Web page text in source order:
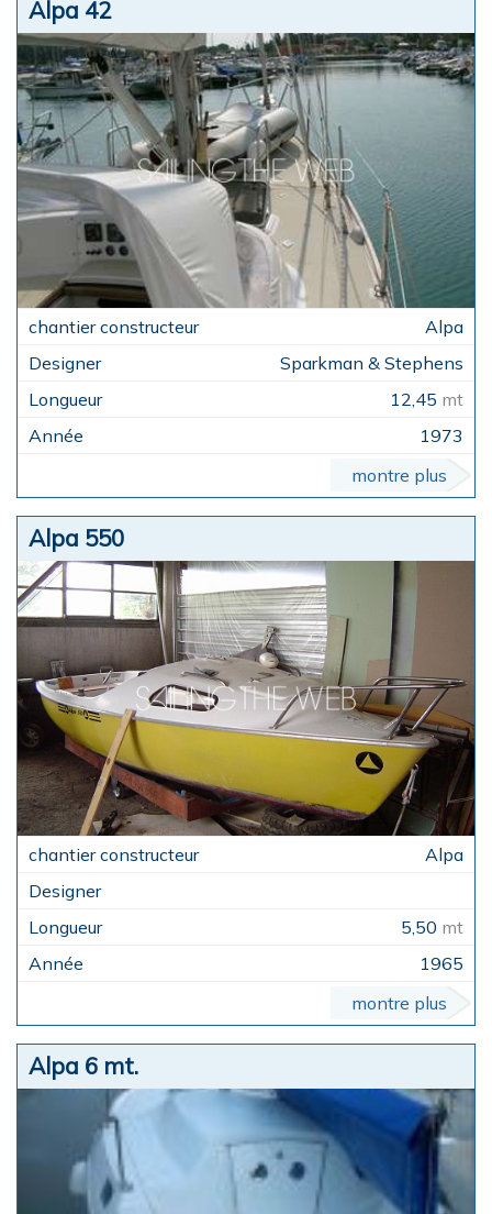
Alpa 42
Alpa
Sparkman & Stephens
12,45 mt
1973
montre plus
Alpa 550
Alpa
5,50 mt
1965
montre plus
Alpa 6 mt.